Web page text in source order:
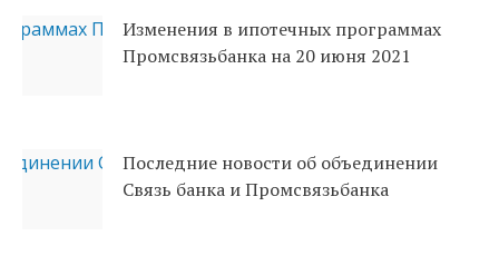
Изменения в ипотечных программах
Промсвязьбанка на 20 июня 2021
Последние новости об объединении
Связь банка и Промсвязьбанка